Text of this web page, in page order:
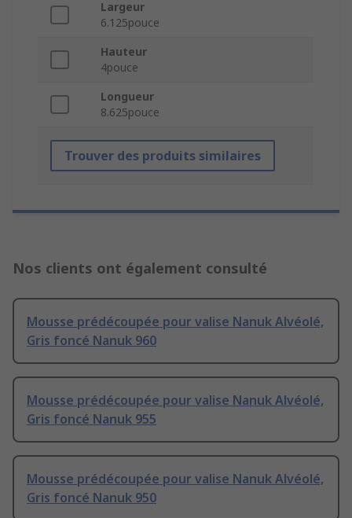
Largeur
6.125pouce
Hauteur
4pouce
Longueur
8.625pouce
Trouver des produits similaires
Nos clients ont également consulté
Mousse prédécoupée pour valise Nanuk Alvéolé,
Gris foncé Nanuk 960
Mousse prédécoupée pour valise Nanuk Alvéolé,
Gris foncé Nanuk 955
Mousse prédécoupée pour valise Nanuk Alvéolé,
Gris foncé Nanuk 950